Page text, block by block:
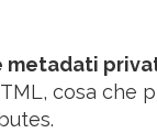
metadati
cosa che